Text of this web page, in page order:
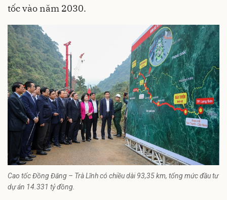
tốc vào năm 2030.
Cao tốc Đồng Đăng – Trà Lĩnh có chiều dài 93,35 km, tổng mức đầu tư
dự án 14.331 tỷ đồng.